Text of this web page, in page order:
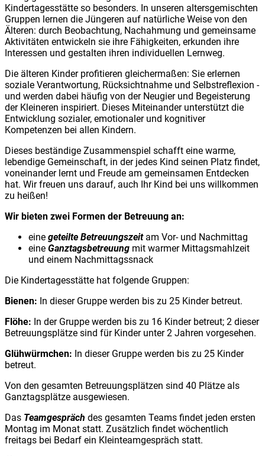
Kindertagesstätte so besonders. In unseren altersgemischten
Gruppen lernen die Jüngeren auf natürliche Weise von den
Älteren: durch Beobachtung, Nachahmung und gemeinsame
Aktivitäten entwickeln sie ihre Fähigkeiten, erkunden ihre
Interessen und gestalten ihren individuellen Lernweg.
Die älteren Kinder profitieren gleichermaßen: Sie erlernen
soziale Verantwortung, Rücksichtnahme und Selbstreflexion -
und werden dabei häufig von der Neugier und Begeisterung
der Kleineren inspiriert. Dieses Miteinander unterstützt die
Entwicklung sozialer, emotionaler und kognitiver
Kompetenzen bei allen Kindern.
Dieses beständige Zusammenspiel schafft eine warme,
lebendige Gemeinschaft, in der jedes Kind seinen Platz findet,
voneinander lernt und Freude am gemeinsamen Entdecken
hat. Wir freuen uns darauf, auch Ihr Kind bei uns willkommen
zu heißen!
Wir bieten zwei Formen der Betreuung an:
eine geteilte Betreuungszeit am Vor- und Nachmittag
eine Ganztagsbetreuung mit warmer Mittagsmahlzeit
und einem Nachmittagssnack
Die Kindertagesstätte hat folgende Gruppen:
Bienen: In dieser Gruppe werden bis zu 25 Kinder betreut.
Flöhe: In der Gruppe werden bis zu 16 Kinder betreut; 2 dieser
Betreuungsplätze sind für Kinder unter 2 Jahren vorgesehen.
Glühwürmchen: In dieser Gruppe werden bis zu 25 Kinder
betreut.
Von den gesamten Betreuungsplätzen sind 40 Plätze als
Ganztagsplätze ausgewiesen.
Das Teamgespräch des gesamten Teams findet jeden ersten
Montag im Monat statt. Zusätzlich findet wöchentlich
freitags bei Bedarf ein Kleinteamgespräch statt.